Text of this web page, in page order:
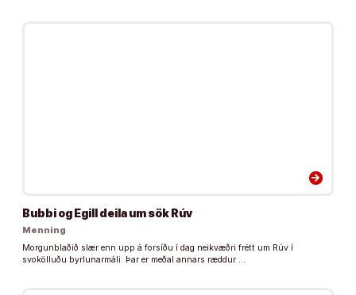
arrow_forward
Bubbi og Egill deila um sök Rúv
Menning
Morgunblaðið slær enn upp á forsíðu í dag neikvæðri frétt um Rúv í
svokölluðu byrlunarmáli. Þar er meðal annars ræddur …